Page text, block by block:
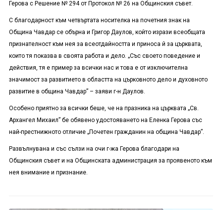
Герова с Решение № 294 от Протокол № 26 на Общинския съвет.
С благодарност към четвъртата носителка на почетния знак на
Община Чавдар се обърна и Григор Даулов, който изрази всеобщата
признателност към нея за всеотдайността и приноса й за църквата,
които тя показва в своята работа и дело. „Със своето поведение и
действия, тя е пример за всички нас и това е от изключителна
значимост за развитието в областта на църковното дело и духовното
развитие в община Чавдар” – заяви г-н Даулов.
Особено приятно за всички беше, че на празника на църквата „Св.
Архангел Михаил” бе обявено удостояването на Еленка Герова със
най-престнижното отличие „Почетен гражданин на община Чавдар”.
Развълнувана и със сълзи на очи г-жа Герова благодари на
Общинския съвет и на Общинската администрация за проявеното към
нея внимание и признание.